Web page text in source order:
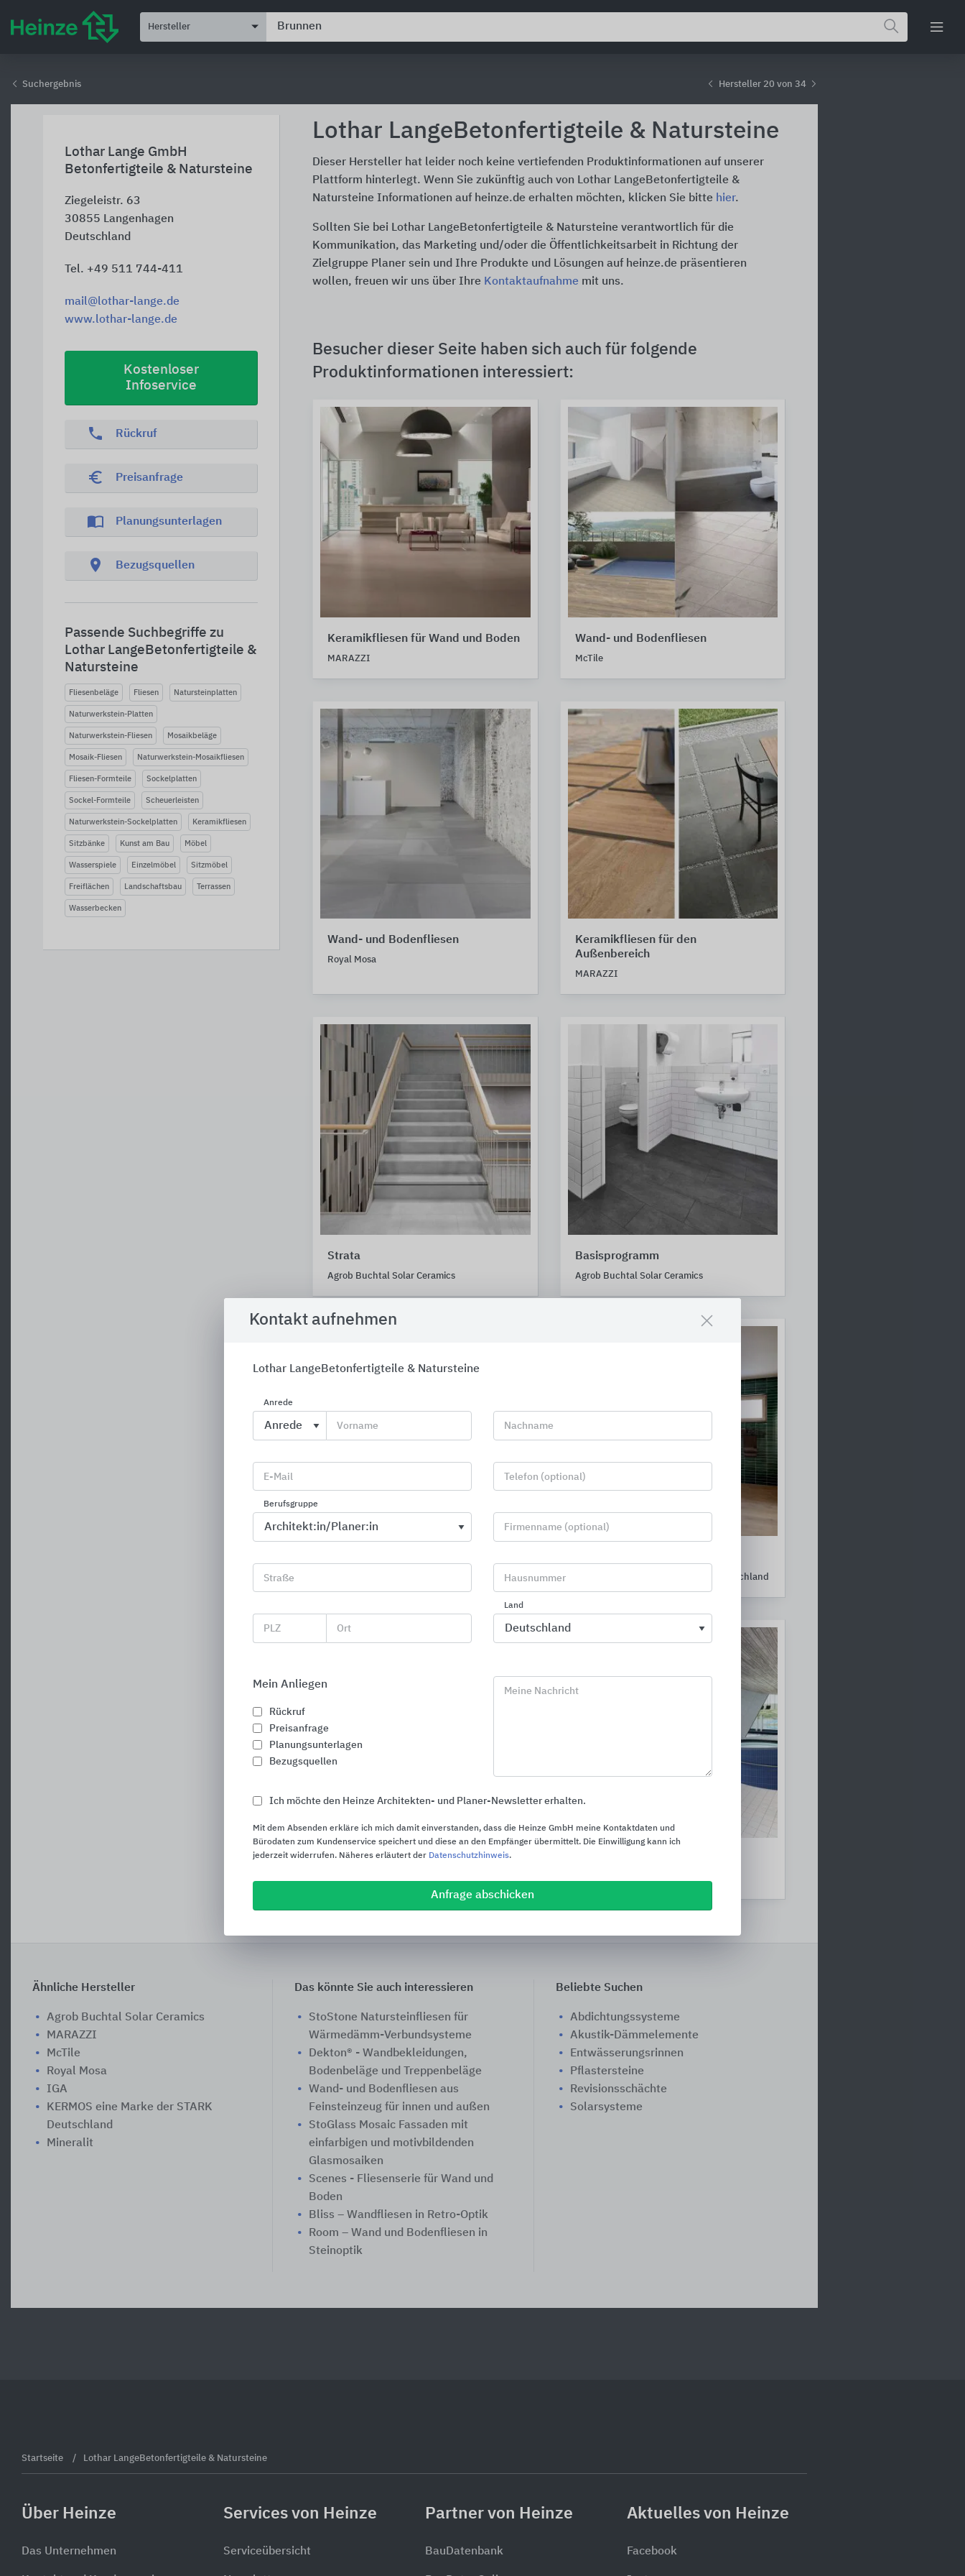
Hersteller
Suchergebnis Hersteller 20 von 34
Lothar Lange GmbH
Betonfertigteile & Natursteine
Ziegeleistr. 63
30855 Langenhagen
Deutschland
Tel. +49 511 744-411
mail@lothar-lange.de
www.lothar-lange.de
Kostenloser
Infoservice
phone Rückruf
euro_symbol Preisanfrage
import_contacts Planungsunterlagen
location_on Bezugsquellen
Passende Suchbegriffe zu
Lothar LangeBetonfertigteile &
Natursteine
Fliesenbeläge Fliesen Natursteinplatten
Naturwerkstein-Platten
Naturwerkstein-Fliesen Mosaikbeläge
Mosaik-Fliesen Naturwerkstein-Mosaikfliesen
Fliesen-Formteile Sockelplatten
Sockel-Formteile Scheuerleisten
Naturwerkstein-Sockelplatten Keramikfliesen
Sitzbänke Kunst am Bau Möbel
Wasserspiele Einzelmöbel Sitzmöbel
Freiflächen Landschaftsbau Terrassen
Wasserbecken
Lothar LangeBetonfertigteile & Natursteine
Dieser Hersteller hat leider noch keine vertiefenden Produktinformationen auf unserer
Plattform hinterlegt. Wenn Sie zukünftig auch von Lothar LangeBetonfertigteile &
Natursteine Informationen auf heinze.de erhalten möchten, klicken Sie bitte hier.
Sollten Sie bei Lothar LangeBetonfertigteile & Natursteine verantwortlich für die
Kommunikation, das Marketing und/oder die Öffentlichkeitsarbeit in Richtung der
Zielgruppe Planer sein und Ihre Produkte und Lösungen auf heinze.de präsentieren
wollen, freuen wir uns über Ihre Kontaktaufnahme mit uns.
Besucher dieser Seite haben sich auch für folgende
Produktinformationen interessiert:
Keramikfliesen für Wand und Boden
MARAZZI
Wand- und Bodenfliesen
McTile
Wand- und Bodenfliesen
Royal Mosa
Keramikfliesen für den
Außenbereich
MARAZZI
Strata
Agrob Buchtal Solar Ceramics
Basisprogramm
Agrob Buchtal Solar Ceramics
KERMOS eine Marke der STARK Deutschland
Trio
Ähnliche Hersteller
Agrob Buchtal Solar Ceramics
MARAZZI
McTile
Royal Mosa
IGA
KERMOS eine Marke der STARK
Deutschland
Mineralit
Das könnte Sie auch interessieren
StoStone Natursteinfliesen für
Wärmedämm-Verbundsysteme
Dekton® - Wandbekleidungen,
Bodenbeläge und Treppenbeläge
Wand- und Bodenfliesen aus
Feinsteinzeug für innen und außen
StoGlass Mosaic Fassaden mit
einfarbigen und motivbildenden
Glasmosaiken
Scenes - Fliesenserie für Wand und
Boden
Bliss – Wandfliesen in Retro-Optik
Room – Wand und Bodenfliesen in
Steinoptik
Beliebte Suchen
Abdichtungssysteme
Akustik-Dämmelemente
Entwässerungsrinnen
Pflastersteine
Revisionsschächte
Solarsysteme
Kontakt aufnehmen
Lothar LangeBetonfertigteile & Natursteine
Anrede
Vorname Nachname
E-Mail Telefon (optional)
Berufsgruppe
Firmenname (optional)
Straße Hausnummer
PLZ Ort
Land
Mein Anliegen
Rückruf
Preisanfrage
Planungsunterlagen
Bezugsquellen
Meine Nachricht
Ich möchte den Heinze Architekten- und Planer-Newsletter erhalten.
Mit dem Absenden erkläre ich mich damit einverstanden, dass die Heinze GmbH meine Kontaktdaten und
Bürodaten zum Kundenservice speichert und diese an den Empfänger übermittelt. Die Einwilligung kann ich
jederzeit widerrufen. Näheres erläutert der Datenschutzhinweis.
Anfrage abschicken
Startseite Lothar LangeBetonfertigteile & Natursteine
Über Heinze
Das Unternehmen
Services von Heinze
Serviceübersicht
Partner von Heinze
BauDatenbank
Aktuelles von Heinze
Facebook